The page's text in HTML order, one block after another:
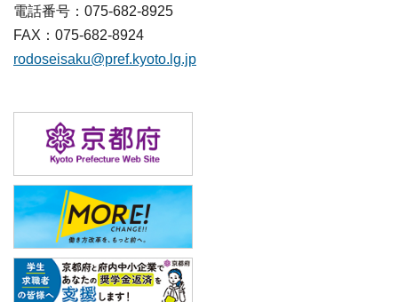
電話番号：075-682-8925
FAX：075-682-8924
rodoseisaku@pref.kyoto.lg.jp